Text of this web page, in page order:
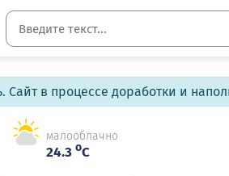
Сайт в процессе доработки и
малооблачно
24.3 oC